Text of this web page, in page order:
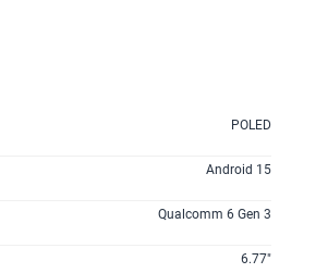
POLED
Android 15
Qualcomm 6 Gen 3
6.77"